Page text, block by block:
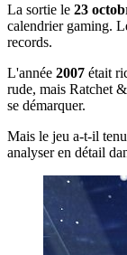
La sortie le 23
calendrier gaming.
records.
L'année 2007 était
rude, mais Ratchet
se démarquer.
Mais le jeu a-t-il
analyser en détail